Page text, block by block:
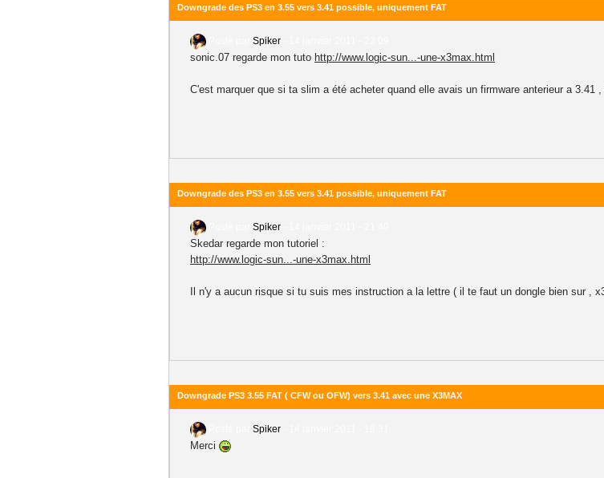
Downgrade des PS3 en 3.55 vers 3.41 possible, uniquement FAT
Spiker
sonic.07 regarde mon tuto http://www.logic-sun...-une-x3max.html
C'est marquer que si ta slim a été acheter quand elle avais un firmware anterieur a 3.41
Downgrade des PS3 en 3.55 vers 3.41 possible, uniquement FAT
Spiker
Skedar regarde mon tutoriel :
http://www.logic-sun...-une-x3max.html
Il n'y a aucun risque si tu suis mes instruction a la lettre ( il te faut un dongle bien sur ,
Downgrade PS3 3.55 FAT ( CFW ou OFW) vers 3.41 avec une X3MAX
Spiker
Merci